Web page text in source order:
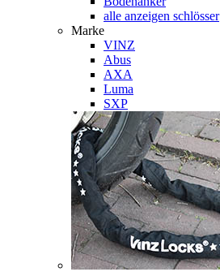
alle anzeigen schlösser
Marke
VINZ
Abus
AXA
Luma
SXP